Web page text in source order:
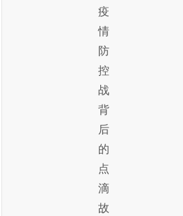
疫
情
防
控
战
背
后
的
点
滴
故